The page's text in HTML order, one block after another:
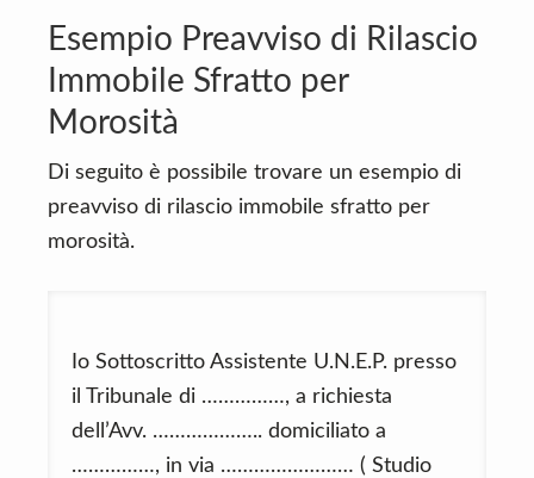
Esempio Preavviso di Rilascio
Immobile Sfratto per
Morosità
Di seguito è possibile trovare un esempio di
preavviso di rilascio immobile sfratto per
morosità.
Io Sottoscritto Assistente U.N.E.P. presso
il Tribunale di ……………, a richiesta
dell’Avv. ……………….. domiciliato a
……………, in via …………………… ( Studio